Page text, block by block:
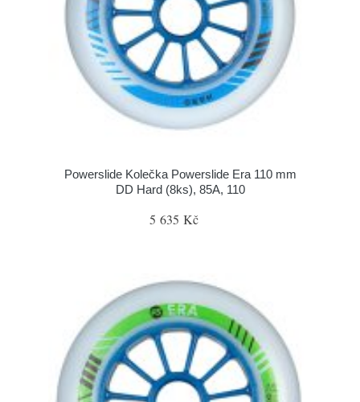
Powerslide Kolečka Powerslide Era 110 mm
DD Hard (8ks), 85A, 110
5 635 Kč